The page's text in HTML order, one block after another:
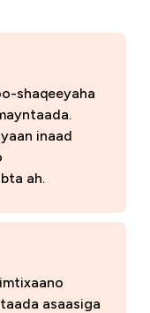
shaqeeyaha
inaad
ah.
asaasiga